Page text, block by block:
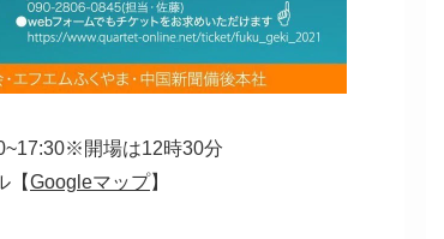
開場は12時30分
【Googleマップ】